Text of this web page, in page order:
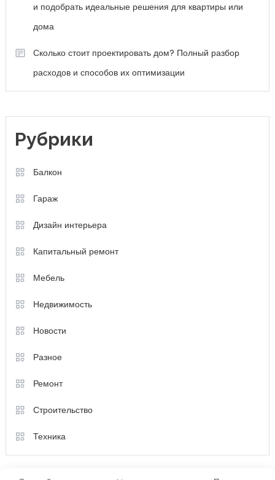
и подобрать идеальные решения для квартиры или
дома
Сколько стоит проектировать дом? Полный разбор
расходов и способов их оптимизации
Рубрики
Балкон
Гараж
Дизайн интерьера
Капитальный ремонт
Мебель
Недвижимость
Новости
Разное
Ремонт
Строительство
Техника